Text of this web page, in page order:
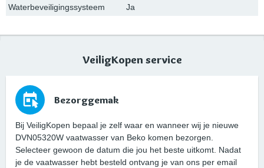
Waterbeveiligingssysteem Ja
VeiligKopen service
Bezorggemak
Bij VeiligKopen bepaal je zelf waar en wanneer wij je nieuwe
DVN05320W vaatwasser van Beko komen bezorgen.
Selecteer gewoon de datum die jou het beste uitkomt. Nadat
je de vaatwasser hebt besteld ontvang je van ons per email